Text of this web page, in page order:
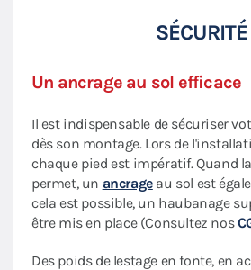
SÉCURITÉ
Un ancrage au sol efficace
Il est indispensable de sécuriser
dès son montage. Lors de
chaque pied est impératif. Quand
permet, un ancrageau sol est
cela est possible, un haubanage
être mis en place (Consultez nos
Des poids de lestage en fonte, en